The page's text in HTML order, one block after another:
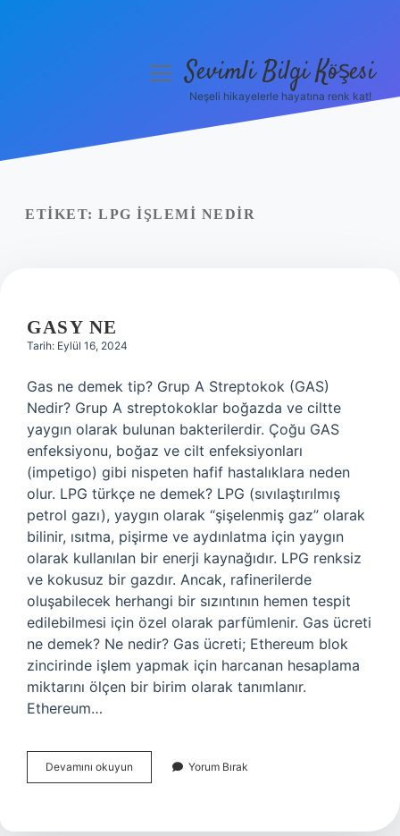
Yasal Uyarı
menüyüSevimli Bilgi Köşesi
Neşeli hikayelerle hayatına renk kat!
ETIKET: LPG IŞLEMI NEDIR
GASY NE
Tarih: Eylül 16, 2024
Gas ne demek tip? Grup A Streptokok (GAS)
Nedir? Grup A streptokoklar boğazda ve ciltte
yaygın olarak bulunan bakterilerdir. Çoğu GAS
enfeksiyonu, boğaz ve cilt enfeksiyonları
(impetigo) gibi nispeten hafif hastalıklara neden
olur. LPG türkçe ne demek? LPG (sıvılaştırılmış
petrol gazı), yaygın olarak “şişelenmiş gaz” olarak
bilinir, ısıtma, pişirme ve aydınlatma için yaygın
olarak kullanılan bir enerji kaynağıdır. LPG renksiz
ve kokusuz bir gazdır. Ancak, rafinerilerde
oluşabilecek herhangi bir sızıntının hemen tespit
edilebilmesi için özel olarak parfümlenir. Gas ücreti
ne demek? Ne nedir? Gas ücreti; Ethereum blok
zincirinde işlem yapmak için harcanan hesaplama
miktarını ölçen bir birim olarak tanımlanır.
Ethereum…
Devamını okuyun
Ne
Yorum Bırak